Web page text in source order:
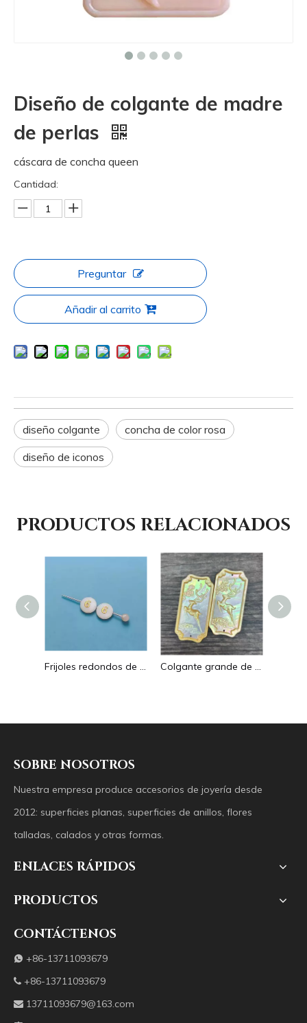
Diseño de colgante de madre
de perlas
cáscara de concha queen
Cantidad:
Preguntar
Añadir al carrito
diseño colgante
concha de color rosa
diseño de iconos
PRODUCTOS RELACIONADOS
Frijoles redondos de nácar Natural para diseño de collar, corte de letras, cabujón de tamaño pequeño, fabricación de pulseras, concha de diseño Colgante grande de nácar Natural con imagen de animal, cuadrado de corte para collar con cabujón de diseño en relieve de concha amarilla
SOBRE NOSOTROS
Nuestra empresa produce accesorios de joyería desde
2012: superficies planas, superficies de anillos, flores
talladas, calados y otras formas.
ENLACES RÁPIDOS
PRODUCTOS
CONTÁCTENOS
 +86-13711093679
 +86-13711093679
 13711093679@163.com